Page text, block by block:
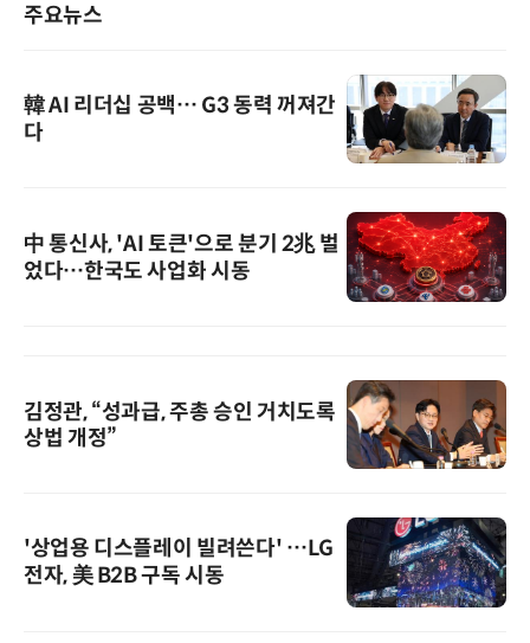
주요뉴스
韓 AI 리더십 공백… G3 동력 꺼져간
다
中 통신사, 'AI 토큰'으로 분기 2兆 벌
었다…한국도 사업화 시동
김정관, “성과급, 주총 승인 거치도록
상법 개정”
'상업용 디스플레이 빌려쓴다' …LG
전자, 美 B2B 구독 시동